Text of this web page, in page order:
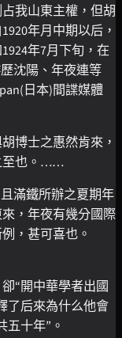
我山東主權，但胡
年月中期以后，
年7月下旬，在
沈陽、年夜連等
日本)間諜媒體
博士之惠然肯來，
至也。……
滿鐵所辦之夏期年
，年夜有幾分國際
，甚可喜也。
“開中華學者出國
了后來為什么他會
十年”。